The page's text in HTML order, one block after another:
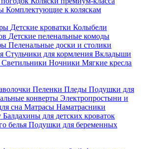
Комплектующие к коляскам
Детские кроватки Колыбели
Детские пеленальные комоды
Пеленальные доски и столики
Стульчики для кормления Вкладыши
Светильники Ночники Мягкие кресла
Пеленки Пледы Подушки для
конверты Электропростыни и
сна Матрасы Наматрасники
Балдахины для детских кроваток
белья Подушки для беременных